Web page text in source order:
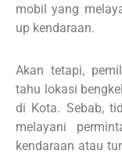
mobil yang
up kendaraan.
Akan tetapi,
tahu lokasi
di Kota. Sebab,
melayani
kendaraan atau